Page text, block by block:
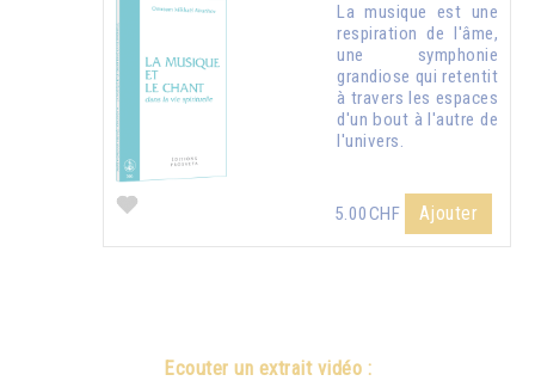
La musique est une
respiration de l'âme,
une symphonie
grandiose qui retentit
à travers les espaces
d'un bout à l'autre de
l'univers.
5.00CHF Ajouter
Ecouter un extrait vidéo :